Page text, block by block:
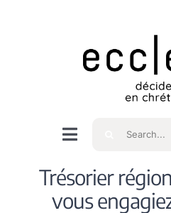
Navigation
à
bascule
Accueil
Rechercher
Trésorier
vous